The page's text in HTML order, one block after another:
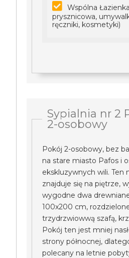
Wspólna
prysznicowa,
ręczniki, kosmetyki)
Sypialnia nr 2
2-osobowy
Pokój 2-osobowy, bez
na stare miasto Pafos i
ekskluzywnych wili. Ten
znajduje się na piętrze,
wygodne dwa
100x200 cm,
trzydrzwiowwą szafą,
Pokój ten jest mniej
strony północnej,
polecany na letnie